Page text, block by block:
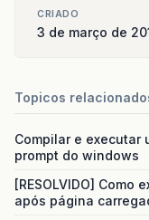
CRIADO
3 de março de
Topicos
Compilar e executar
prompt do windows
[RESOLVIDO]
após página